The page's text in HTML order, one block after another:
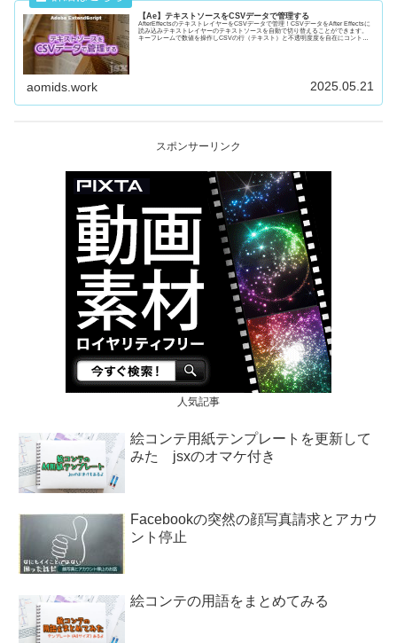
【Ae】テキストソースをCSVデータで管理する
AfterEffectsのテキストレイヤーをCSVデータで管理！CSVデータをAfter Effectsに
読み込みテキストレイヤーのテキストソースを自動で切り替えることができます。
キーフレームで数値を操作しCSVの行（テキスト）と不透明度度を自在にコントロ
aomids.work 2025.05.21
スポンサーリンク
人気記事
絵コンテ用紙テンプレートを更新して
みた jsxのオマケ付き
Facebookの突然の顔写真請求とアカウ
ント停止
絵コンテの用語をまとめてみる